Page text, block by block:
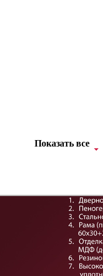
Показать все